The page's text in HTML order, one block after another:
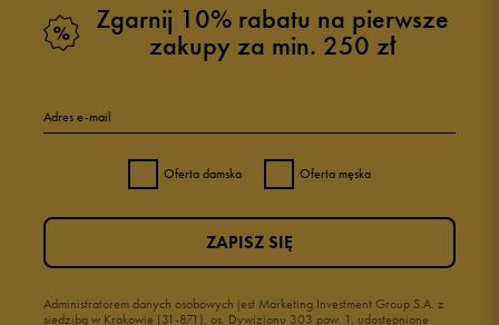
Zgarnij 10% rabatu na pierwsze
zakupy za min. 250 zł
Adres e-mail
Oferta damska Oferta męska
Administratorem danych osobowych jest Marketing Investment Group S.A. z
siedzibą w Krakowie (31-871), os. Dywizjonu 303 paw. 1, udostępnione
ZAPISZ SIĘ